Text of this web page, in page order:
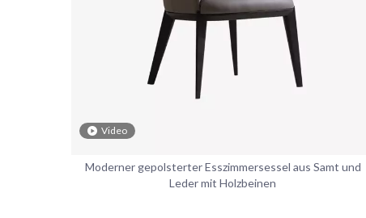
Video
Moderner gepolsterter Esszimmersessel aus Samt und
Leder mit Holzbeinen